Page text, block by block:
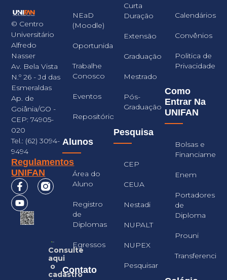
© Centro
Universitário
Alfredo
Nasser
Av. Bela Vista
N.º 26 - Jd das
Esmeraldas
Ap. de
Goiânia/GO -
CEP: 74905-
020
Tel.: (62) 3094-
9494
Regulamentos
UNIFAN
Consulte
aqui
o
cadastro
Calendários
Convênios
Politica de
Privacidade
Como
Entrar Na
UNIFAN
Bolsas e
Enem
Portadores
de
Diploma
Prouni
Transferencia
Curta
Duração
Extensão
Graduação
Mestrado
Pós-
Graduação
Pesquisa
CEP
CEUA
Nestadi
NUPALT
NUPEX
Pesquisar
NEaD
(Moodle)
Oportunidades
Trabalhe
Conosco
Eventos
Repositório
Alunos
Área do
Aluno
Registro
de
Diplomas
Egressos
Contato